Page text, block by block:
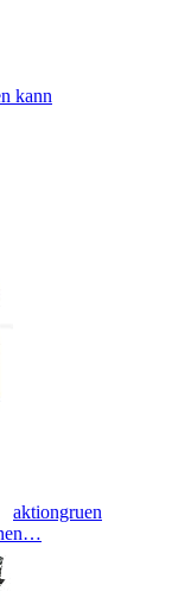
kann
aktiongruen